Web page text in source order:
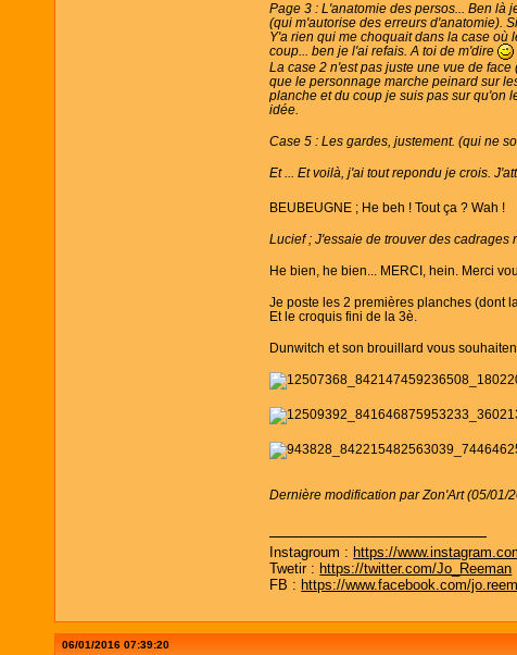
Page 3 : L'anatomie des persos... Ben là
(qui m'autorise des erreurs d'anatomie).
Y'a rien qui me choquait dans la case où
coup... ben je l'ai refais. A toi de m'dire
La case 2 n'est pas juste une vue de
que le personnage marche peinard sur
planche et du coup je suis pas sur qu'on
idée.
Case 5 : Les gardes, justement. (qui ne
Et ... Et voilà, j'ai tout repondu je crois.
BEUBEUGNE ; He beh ! Tout ça ? Wah !
Lucief ; J'essaie de trouver des cadrages
He bien, he bien... MERCI, hein. Merci
Je poste les 2 premières planches (dont
Et le croquis fini de la 3è.
Dunwitch et son brouillard vous
Dernière modification par Zon'Art (05/01/
Instagroum :https://
Twetir :https://twitter.com/Jo_Reeman
FB :https://www.facebook.com/
06/01/2016 07:39:20